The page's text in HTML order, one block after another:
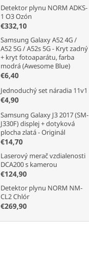
Detektor plynu NORM ADKS-
1 O3 Ozón
€332,10
Samsung Galaxy A52 4G /
A52 5G / A52s 5G - Kryt zadný
+ kryt fotoaparátu, farba
modrá (Awesome Blue)
€6,40
Jednoduchý set náradia 11v1
€4,90
Samsung Galaxy J3 2017 (SM-
J330F) displej + dotyková
plocha zlatá - Originál
€14,70
Laserový merač vzdialenosti
DCA200 s kamerou
€124,90
Detektor plynu NORM NM-
CL2 Chlór
€269,90